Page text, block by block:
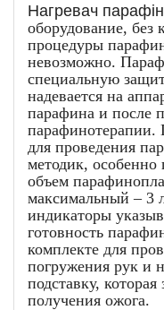
Нагревач
оборудование, без
процедуры
невозможно.
специальную
надевается на
парафина и после
парафинотерапии.
для проведения
методик,
объем
максимальный – 3
индикаторы
готовность
комплекте для
погружения рук и
подставку,
получения ожога.